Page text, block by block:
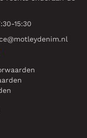
15:30